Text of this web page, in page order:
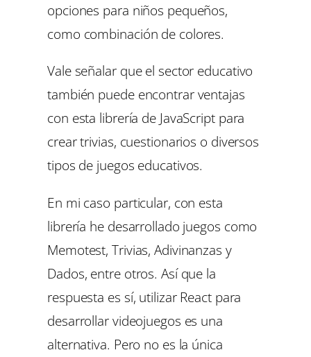
opciones para niños pequeños,
como combinación de colores.
Vale señalar que el sector educativo
también puede encontrar ventajas
con esta librería de JavaScript para
crear trivias, cuestionarios o diversos
tipos de juegos educativos.
En mi caso particular, con esta
librería he desarrollado juegos como
Memotest, Trivias, Adivinanzas y
Dados, entre otros. Así que la
respuesta es sí, utilizar React para
desarrollar videojuegos es una
alternativa. Pero no es la única